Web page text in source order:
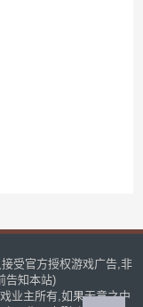
受官方授权游戏广告,非
告知本站)
业主所有,如果无意之中